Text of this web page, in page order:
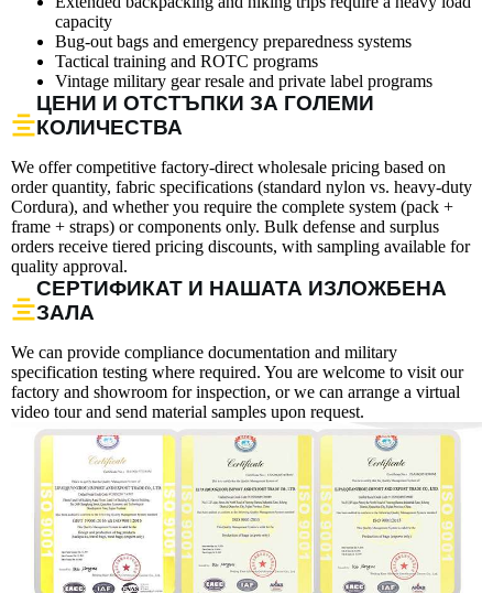
capacity
Bug-out bags and emergency preparedness systems
Tactical training and ROTC programs
Vintage military gear resale and private label programs
ЦЕНИ И ОТСТЪПКИ ЗА ГОЛЕМИ
КОЛИЧЕСТВА
We offer competitive factory-direct wholesale pricing based on
order quantity, fabric specifications (standard nylon vs. heavy-duty
Cordura), and whether you require the complete system (pack +
frame + straps) or components only. Bulk defense and surplus
orders receive tiered pricing discounts, with sampling available for
quality approval.
СЕРТИФИКАТ И НАШАТА ИЗЛОЖБЕНА
ЗАЛА
We can provide compliance documentation and military
specification testing where required. You are welcome to visit our
factory and showroom for inspection, or we can arrange a virtual
video tour and send material samples upon request.